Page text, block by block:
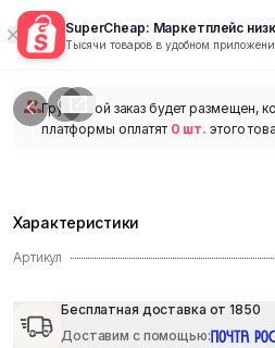
SuperCheap: Маркетплейс
Тысячи товаров в удобном
1/
Групповой заказ будет размещен,
платформы оплатят 0 шт. этого
Характеристики
Артикул
Бесплатная доставка от 1850
Доставим с помощью: